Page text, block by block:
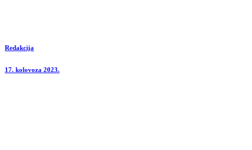
Redakcija
17. kolovoza 2023.